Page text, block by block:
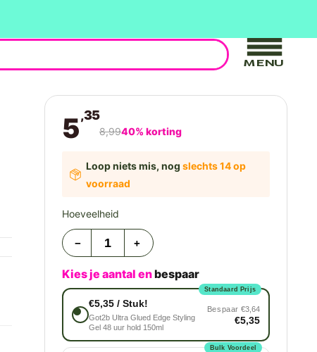
MENU
5,35
8,9940% korting
Loop niets mis, nog slechts 14 op
voorraad
Hoeveelheid
− +
Kies je aantal enbespaar
Standaard Prijs
€5,35 / Stuk!
Got2b Ultra Glued Edge Styling
Gel 48 uur hold 150ml
Bespaar €3,64
€5,35
Bulk Voordeel